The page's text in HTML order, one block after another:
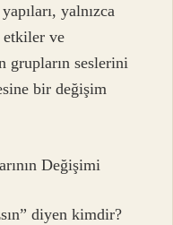
yalnızca
ve
grupların seslerini
bir değişim
Değişimi
diyen kimdir?